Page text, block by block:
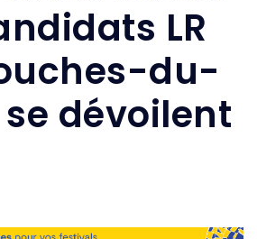
LR
du-
se dévoilent